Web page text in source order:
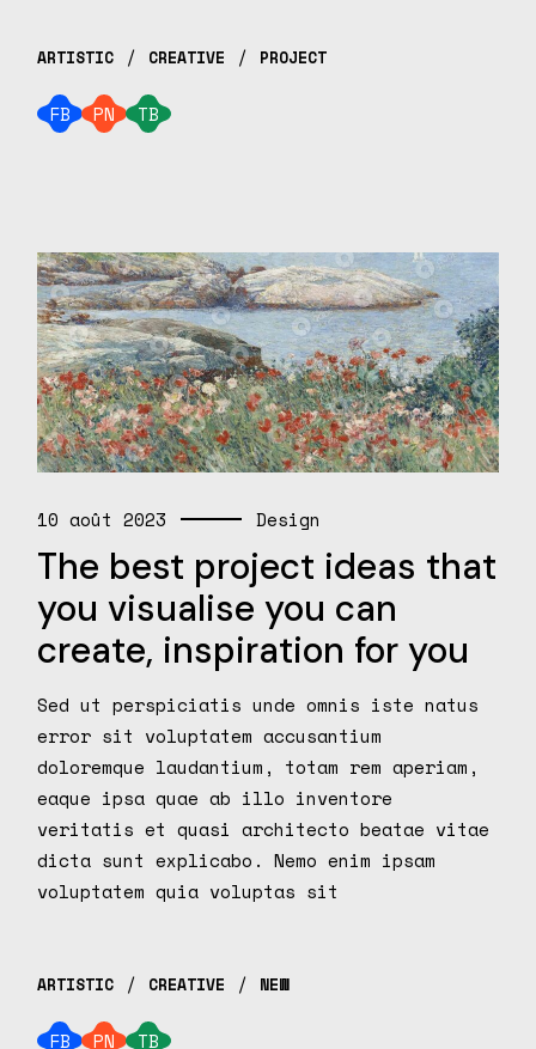
ARTISTIC CREATIVE PROJECT
FB PN TB
10 août 2023 Design
The best project ideas that
you visualise you can
create, inspiration for you
Sed ut perspiciatis unde omnis iste natus
error sit voluptatem accusantium
doloremque laudantium, totam rem aperiam,
eaque ipsa quae ab illo inventore
veritatis et quasi architecto beatae vitae
dicta sunt explicabo. Nemo enim ipsam
voluptatem quia voluptas sit
ARTISTIC CREATIVE NEW
FB PN TB